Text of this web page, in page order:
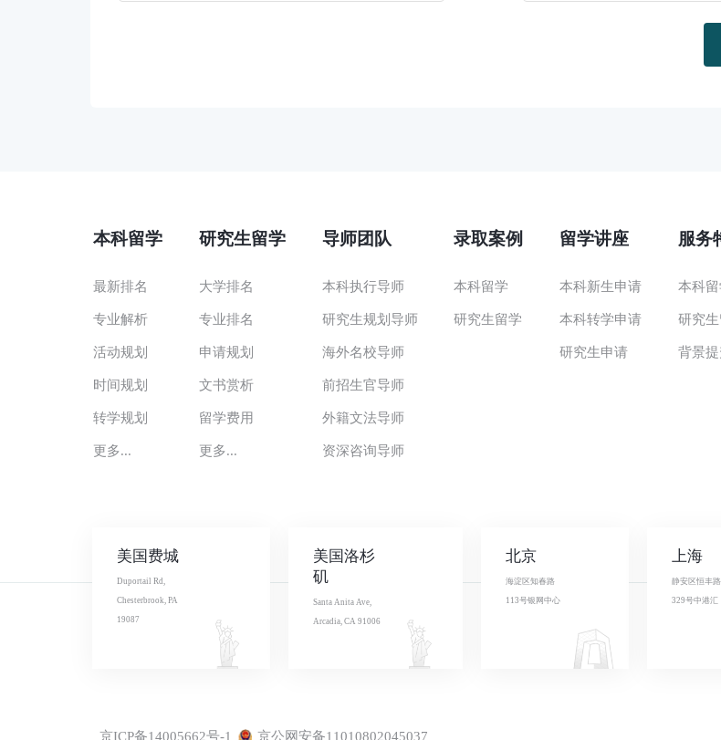
本科留学
最新排名
专业解析
活动规划
时间规划
转学规划
更多...
研究生留学
大学排名
专业排名
申请规划
文书赏析
留学费用
更多...
导师团队
本科执行导师
研究生规划导师
海外名校导师
前招生官导师
外籍文法导师
资深咨询导师
录取案例
本科留学
研究生留学
留学讲座
本科新生申请
本科转学申请
研究生申请
服务
本科留
研究
背景
京ICP备14005662号-1 京公网安备11010802045037
美国费城
Duportail Rd,
Chesterbrook, PA
19087
美国洛杉
矶
Santa Anita Ave,
Arcadia, CA 91006
北京
海淀区知春路
113号银网中心
上海
静安区恒丰路
329号中港汇